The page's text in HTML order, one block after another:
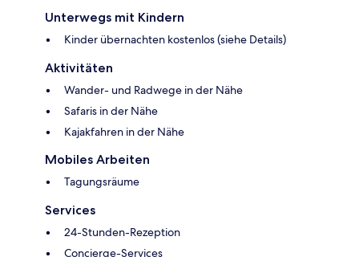
Unterwegs mit Kindern
Kinder übernachten kostenlos (siehe Details)
Aktivitäten
Wander- und Radwege in der Nähe
Safaris in der Nähe
Kajakfahren in der Nähe
Mobiles Arbeiten
Tagungsräume
Services
24-Stunden-Rezeption
Concierge-Services